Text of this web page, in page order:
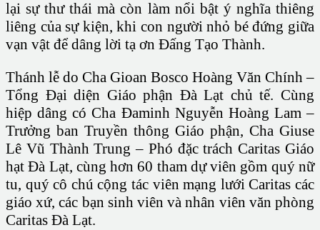
lại sự thư thái mà còn làm nổi bật ý nghĩa thiêng
liêng của sự kiện, khi con người nhỏ bé đứng giữa
vạn vật để dâng lời tạ ơn Đấng Tạo Thành.
Thánh lễ do Cha Gioan Bosco Hoàng Văn Chính –
Tổng Đại diện Giáo phận Đà Lạt chủ tế. Cùng
hiệp dâng có Cha Đaminh Nguyễn Hoàng Lam –
Trưởng ban Truyền thông Giáo phận, Cha Giuse
Lê Vũ Thành Trung – Phó đặc trách Caritas Giáo
hạt Đà Lạt, cùng hơn 60 tham dự viên gồm quý nữ
tu, quý cô chú cộng tác viên mạng lưới Caritas các
giáo xứ, các bạn sinh viên và nhân viên văn phòng
Caritas Đà Lạt.